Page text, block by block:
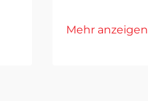
Mehr anzeigen